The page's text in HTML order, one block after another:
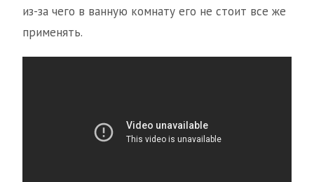
из-за чего в ванную комнату его не стоит все же
применять.